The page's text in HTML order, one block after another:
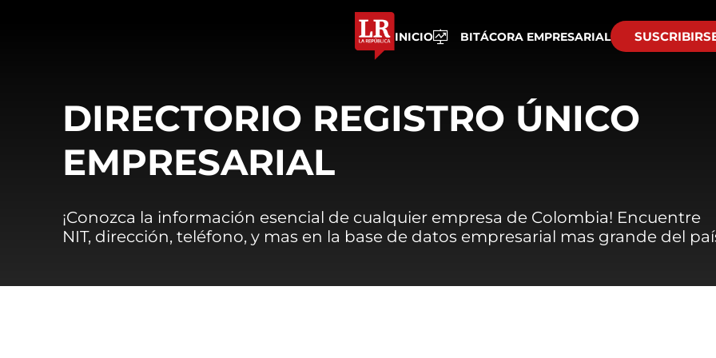
INICIO BITÁCORA EMPRESARIAL
DIRECTORIO REGISTRO ÚNICO
EMPRESARIAL
¡Conozca la información esencial de cualquier empresa de Colombia! Encuentre
NIT, dirección, teléfono, y mas en la base de datos empresarial mas grande del